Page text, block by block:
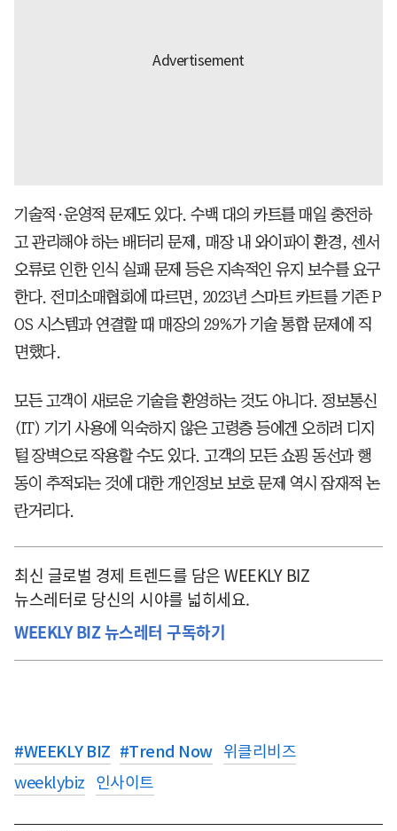
기술적·운영적 문제도 있다. 수백 대의 카트를 매일 충전하
고 관리해야 하는 배터리 문제, 매장 내 와이파이 환경, 센서
오류로 인한 인식 실패 문제 등은 지속적인 유지 보수를 요구
한다. 전미소매협회에 따르면, 2023년 스마트 카트를 기존 P
OS 시스템과 연결할 때 매장의 29%가 기술 통합 문제에 직
면했다.
모든 고객이 새로운 기술을 환영하는 것도 아니다. 정보통신
(IT) 기기 사용에 익숙하지 않은 고령층 등에겐 오히려 디지
털 장벽으로 작용할 수도 있다. 고객의 모든 쇼핑 동선과 행
동이 추적되는 것에 대한 개인정보 보호 문제 역시 잠재적 논
란거리다.
최신 글로벌 경제 트렌드를 담은 WEEKLY BIZ
뉴스레터로 당신의 시야를 넓히세요.
WEEKLY BIZ 뉴스레터 구독하기
#WEEKLY BIZ #Trend Now 위클리비즈
weeklybiz
인사이트